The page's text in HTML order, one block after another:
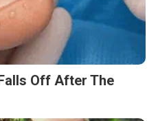
Off After The